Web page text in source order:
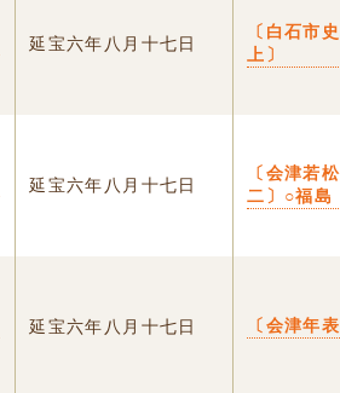
延宝六年八月十七日
〔白石
上〕
延宝六年八月十七日
〔会津若
二〕○福島
延宝六年八月十七日 〔会津年